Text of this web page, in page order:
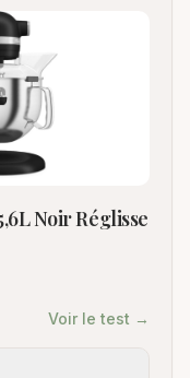
Noir Réglisse
Voir le test →